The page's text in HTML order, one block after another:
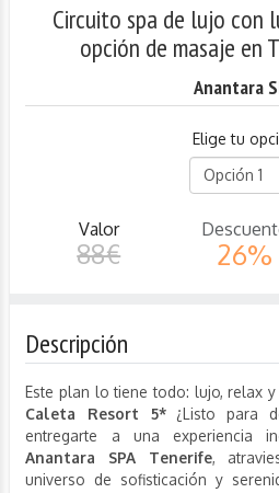
Circuito spa de lujo con
opción de masaje en
Anantara
Elige tu
Valor
88€ 26%
Descripción
Este plan lo tiene todo: lujo, relax
Caleta Resort 5*¿Listo para
entregarte a una experiencia
Anantara SPA Tenerife,
universo de sofisticación y